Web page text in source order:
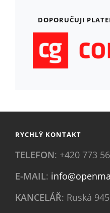
DOPORUČUJI
RYCHLÝ KONTAKT
TELEFON: +420 773
E-MAIL:
KANCELÁŘ: Ruská